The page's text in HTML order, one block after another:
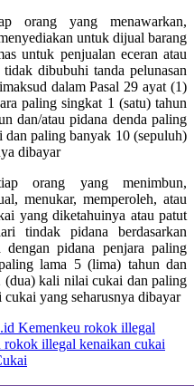
orang yang menawarkan,
untuk dijual barang
untuk penjualan eceran atau
dibubuhi tanda pelunasan
dalam Pasal 29 ayat (1)
paling singkat 1 (satu) tahun
dan/atau pidana denda paling
paling banyak 10 (sepuluh)
dibayar
orang yang menimbun,
menukar, memperoleh, atau
yang diketahuinya atau patut
tindak pidana berdasarkan
pidana penjara paling
lama 5 (lima) tahun dan
(dua) kali nilai cukai dan paling
yang seharusnya dibayar
Kemenkeu rokok illegal
rokok illegal kenaikan cukai